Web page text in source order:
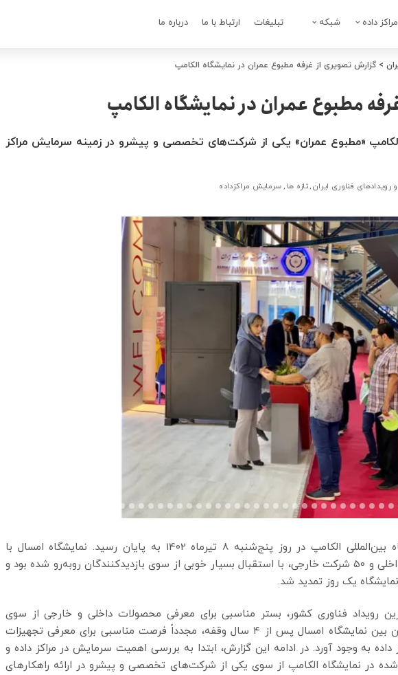
مراکز داده شبکه تبلیغات ارتباط با ما درباره ما
> گزارش تصویری از غرفه مطبوع عمران در نمایشگاه الکامپ
مطبوع عمران در نمایشگاه الکامپ
«مطبوع عمران» یکی از شرکت‌های تخصصی و پیشرو در زمینه سرمایش مراکز
و رویدادهای فناوری ایران تازه ها سرمایش مراکزداده
بیست و ششمین دوره نمایشگاه بین‌المللی الکامپ در روز پنج‌شنبه 8 تیرماه 1402 به پایان رسید. نمایشگاه امسال با
میزبانی از بیش از 400 شرکت داخلی و 50 شرکت خارجی، با استقبال بسیار خوبی از سوی بازدیدکنندگان روبه‌رو شده بود و
یک روز تمدید شد.
رویداد فناوری کشور، بستر مناسبی برای معرفی محصولات داخلی و خارجی از سوی
شرکت‌ها به شمار می‌آید. در این بین نمایشگاه امسال پس از ۴ سال وقفه، مجدداً فرصت مناسبی برای معرفی تجهیزات
به وجود آورد. در ادامه این گزارش، ابتدا به بررسی اهمیت سرمایش در مراکز داده و
در نمایشگاه الکامپ از سوی یکی از شرکت‌های تخصصی و پیشرو در ارائه راهکارهای